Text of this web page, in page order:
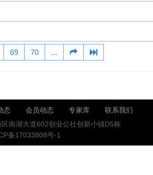
69 70 ...
态 会员动态 专家库
联系我们
南湖大道602创业公社创新小镇D5栋
备17033808号-1